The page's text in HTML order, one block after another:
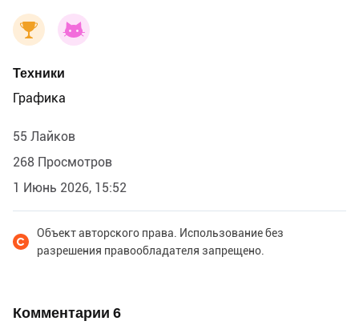
Техники
Графика
55 Лайков
268 Просмотров
1 Июнь 2026, 15:52
Объект авторского права. Использование без
разрешения правообладателя запрещено.
Комментарии 6